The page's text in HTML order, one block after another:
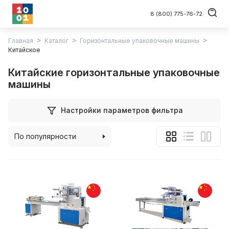
8 (800) 775-76-72
Главная Каталог
Горизонтальные упаковочные машины
Китайское
Китайские горизонтальные упаковочные
машины
Настройки параметров фильтра
По популярности
По цене (убыванию)